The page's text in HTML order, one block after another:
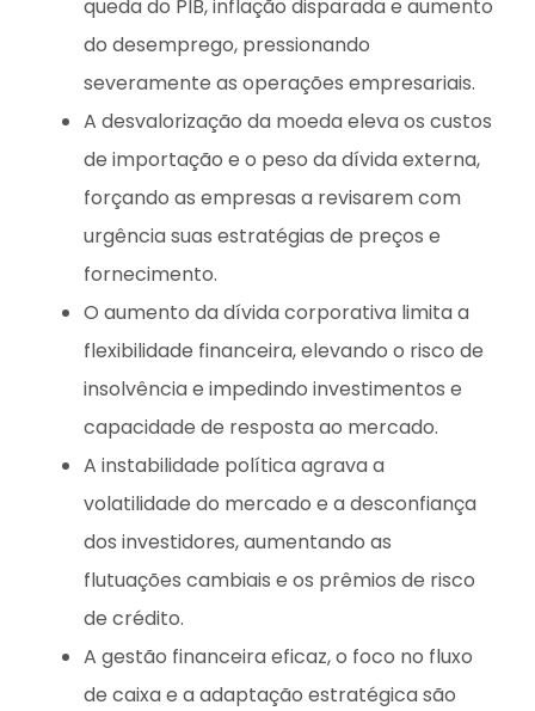
queda do PIB, inflação disparada e aumento
do desemprego, pressionando
severamente as operações empresariais.
A desvalorização da moeda eleva os custos
de importação e o peso da dívida externa,
forçando as empresas a revisarem com
urgência suas estratégias de preços e
fornecimento.
O aumento da dívida corporativa limita a
flexibilidade financeira, elevando o risco de
insolvência e impedindo investimentos e
capacidade de resposta ao mercado.
A instabilidade política agrava a
volatilidade do mercado e a desconfiança
dos investidores, aumentando as
flutuações cambiais e os prêmios de risco
de crédito.
A gestão financeira eficaz, o foco no fluxo
de caixa e a adaptação estratégica são